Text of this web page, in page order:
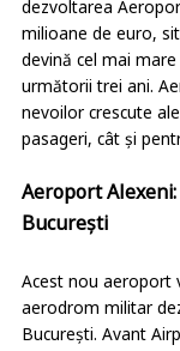
dezvoltarea
milioane de euro,
devină cel mai
următorii trei ani.
nevoilor crescute
pasageri, cât și
Aeroport
București
Acest nou aeroport
aerodrom militar
București. Avant